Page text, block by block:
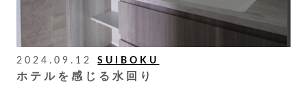
2024.09.12 SUIBOKU
ホテルを感じる水回り